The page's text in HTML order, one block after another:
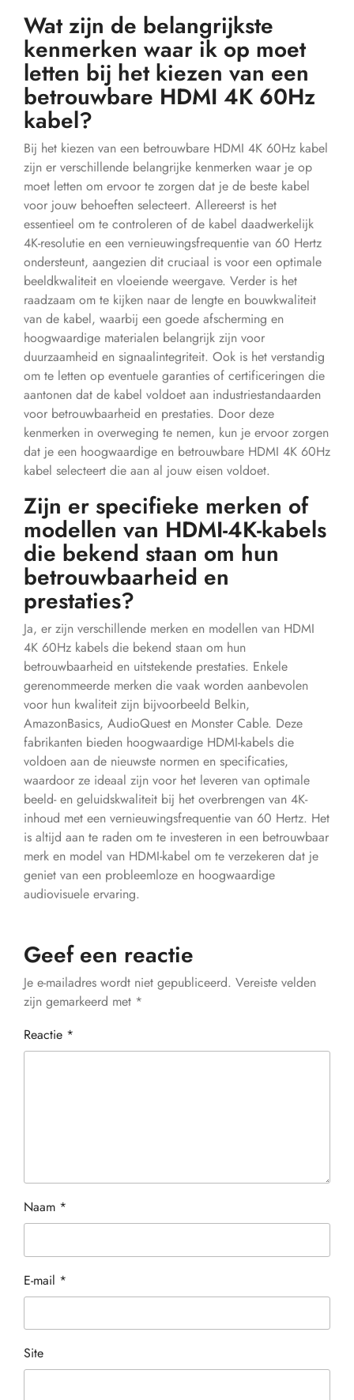
Wat zijn de belangrijkste
kenmerken waar ik op moet
letten bij het kiezen van een
betrouwbare HDMI 4K 60Hz
kabel?
Bij het kiezen van een betrouwbare HDMI 4K 60Hz kabel
zijn er verschillende belangrijke kenmerken waar je op
moet letten om ervoor te zorgen dat je de beste kabel
voor jouw behoeften selecteert. Allereerst is het
essentieel om te controleren of de kabel daadwerkelijk
4K-resolutie en een vernieuwingsfrequentie van 60 Hertz
ondersteunt, aangezien dit cruciaal is voor een optimale
beeldkwaliteit en vloeiende weergave. Verder is het
raadzaam om te kijken naar de lengte en bouwkwaliteit
van de kabel, waarbij een goede afscherming en
hoogwaardige materialen belangrijk zijn voor
duurzaamheid en signaalintegriteit. Ook is het verstandig
om te letten op eventuele garanties of certificeringen die
aantonen dat de kabel voldoet aan industriestandaarden
voor betrouwbaarheid en prestaties. Door deze
kenmerken in overweging te nemen, kun je ervoor zorgen
dat je een hoogwaardige en betrouwbare HDMI 4K 60Hz
kabel selecteert die aan al jouw eisen voldoet.
Zijn er specifieke merken of
modellen van HDMI-4K-kabels
die bekend staan om hun
betrouwbaarheid en
prestaties?
Ja, er zijn verschillende merken en modellen van HDMI
4K 60Hz kabels die bekend staan om hun
betrouwbaarheid en uitstekende prestaties. Enkele
gerenommeerde merken die vaak worden aanbevolen
voor hun kwaliteit zijn bijvoorbeeld Belkin,
AmazonBasics, AudioQuest en Monster Cable. Deze
fabrikanten bieden hoogwaardige HDMI-kabels die
voldoen aan de nieuwste normen en specificaties,
waardoor ze ideaal zijn voor het leveren van optimale
beeld- en geluidskwaliteit bij het overbrengen van 4K-
inhoud met een vernieuwingsfrequentie van 60 Hertz. Het
is altijd aan te raden om te investeren in een betrouwbaar
merk en model van HDMI-kabel om te verzekeren dat je
geniet van een probleemloze en hoogwaardige
audiovisuele ervaring.
Geef een reactie
Je e-mailadres wordt niet gepubliceerd. Vereiste velden
zijn gemarkeerd met *
Reactie *
Naam *
E-mail *
Site